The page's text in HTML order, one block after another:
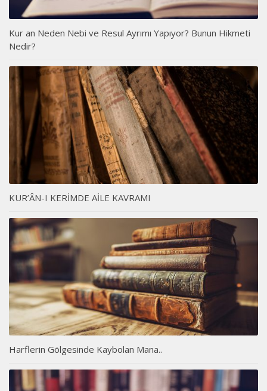
Kur an Neden Nebi ve Resul Ayrımı Yapıyor? Bunun Hikmeti
Nedir?
KUR’ÂN-I KERİMDE AİLE KAVRAMI
Harflerin Gölgesinde Kaybolan Mana..